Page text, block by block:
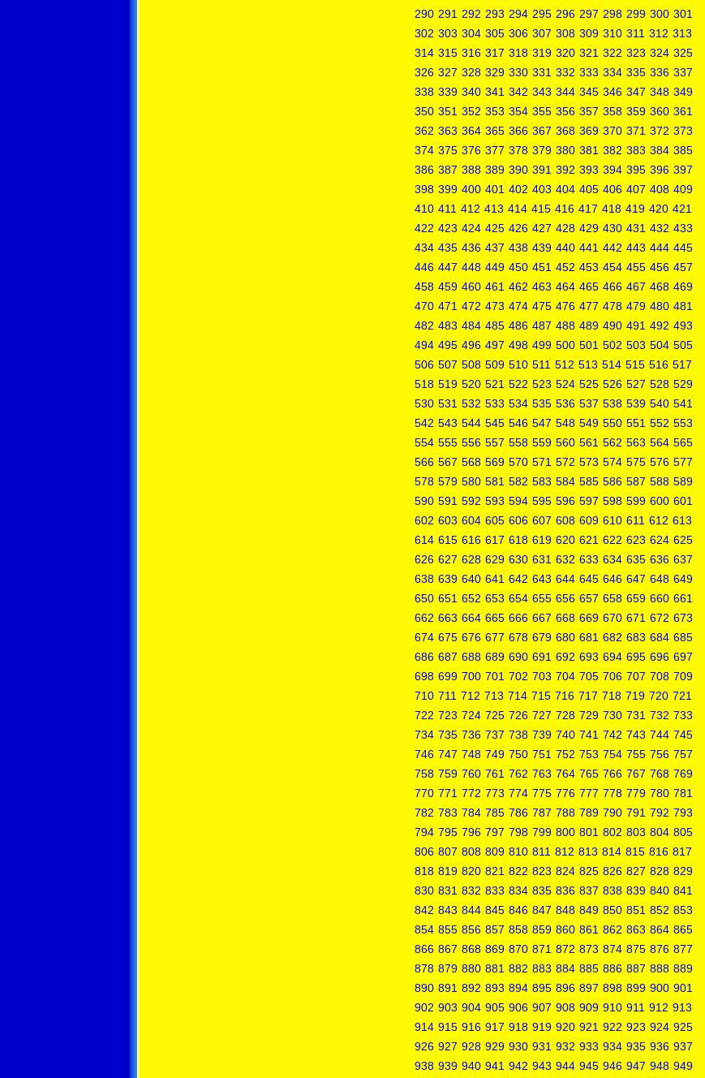
290 291 292 293 294 295 296 297 298 299 300 301
302 303 304 305 306 307 308 309 310 311 312 313
314 315 316 317 318 319 320 321 322 323 324 325
326 327 328 329 330 331 332 333 334 335 336 337
338 339 340 341 342 343 344 345 346 347 348 349
350 351 352 353 354 355 356 357 358 359 360 361
362 363 364 365 366 367 368 369 370 371 372 373
374 375 376 377 378 379 380 381 382 383 384 385
386 387 388 389 390 391 392 393 394 395 396 397
398 399 400 401 402 403 404 405 406 407 408 409
410 411 412 413 414 415 416 417 418 419 420 421
422 423 424 425 426 427 428 429 430 431 432 433
434 435 436 437 438 439 440 441 442 443 444 445
446 447 448 449 450 451 452 453 454 455 456 457
458 459 460 461 462 463 464 465 466 467 468 469
470 471 472 473 474 475 476 477 478 479 480 481
482 483 484 485 486 487 488 489 490 491 492 493
494 495 496 497 498 499 500 501 502 503 504 505
506 507 508 509 510 511 512 513 514 515 516 517
518 519 520 521 522 523 524 525 526 527 528 529
530 531 532 533 534 535 536 537 538 539 540 541
542 543 544 545 546 547 548 549 550 551 552 553
554 555 556 557 558 559 560 561 562 563 564 565
566 567 568 569 570 571 572 573 574 575 576 577
578 579 580 581 582 583 584 585 586 587 588 589
590 591 592 593 594 595 596 597 598 599 600 601
602 603 604 605 606 607 608 609 610 611 612 613
614 615 616 617 618 619 620 621 622 623 624 625
626 627 628 629 630 631 632 633 634 635 636 637
638 639 640 641 642 643 644 645 646 647 648 649
650 651 652 653 654 655 656 657 658 659 660 661
662 663 664 665 666 667 668 669 670 671 672 673
674 675 676 677 678 679 680 681 682 683 684 685
686 687 688 689 690 691 692 693 694 695 696 697
698 699 700 701 702 703 704 705 706 707 708 709
710 711 712 713 714 715 716 717 718 719 720 721
722 723 724 725 726 727 728 729 730 731 732 733
734 735 736 737 738 739 740 741 742 743 744 745
746 747 748 749 750 751 752 753 754 755 756 757
758 759 760 761 762 763 764 765 766 767 768 769
770 771 772 773 774 775 776 777 778 779 780 781
782 783 784 785 786 787 788 789 790 791 792 793
794 795 796 797 798 799 800 801 802 803 804 805
806 807 808 809 810 811 812 813 814 815 816 817
818 819 820 821 822 823 824 825 826 827 828 829
830 831 832 833 834 835 836 837 838 839 840 841
842 843 844 845 846 847 848 849 850 851 852 853
854 855 856 857 858 859 860 861 862 863 864 865
866 867 868 869 870 871 872 873 874 875 876 877
878 879 880 881 882 883 884 885 886 887 888 889
890 891 892 893 894 895 896 897 898 899 900 901
902 903 904 905 906 907 908 909 910 911 912 913
914 915 916 917 918 919 920 921 922 923 924 925
926 927 928 929 930 931 932 933 934 935 936 937
938 939 940 941 942 943 944 945 946 947 948 949